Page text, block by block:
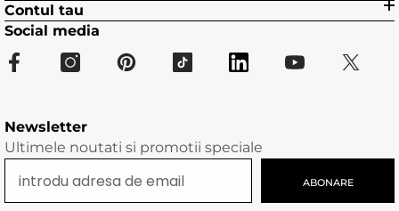
Contul tau
Social media
Newsletter
Ultimele noutati si promotii speciale
ABONARE